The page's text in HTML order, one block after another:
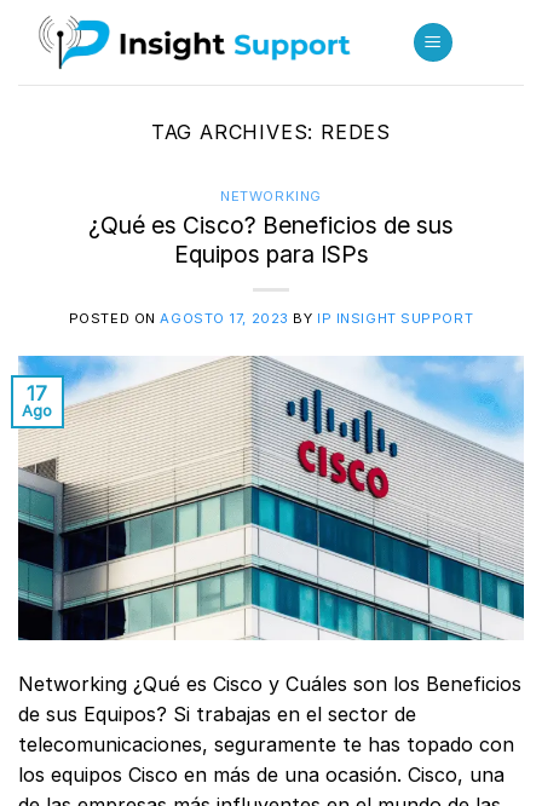
content
TAG ARCHIVES: REDES
NETWORKING
¿Qué es Cisco? Beneficios de sus
Equipos para ISPs
POSTED ONAGOSTO 17, 2023 BY IP INSIGHT SUPPORT
17
Ago
Networking ¿Qué es Cisco y Cuáles son los Beneficios
de sus Equipos? Si trabajas en el sector de
telecomunicaciones, seguramente te has topado con
los equipos Cisco en más de una ocasión. Cisco, una